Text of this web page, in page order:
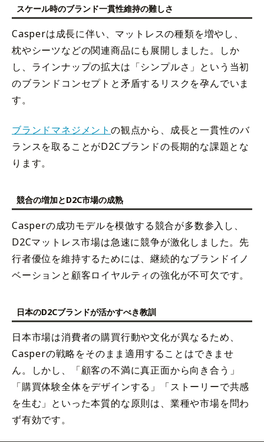
スケール時のブランド一貫性維持の難しさ
Casperは成長に伴い、マットレスの種類を増やし、
枕やシーツなどの関連商品にも展開しました。しか
し、ラインナップの拡大は「シンプルさ」という当初
のブランドコンセプトと矛盾するリスクを孕んでいま
す。
ブランドマネジメントの観点から、成長と一貫性のバ
ランスを取ることがD2Cブランドの長期的な課題とな
ります。
競合の増加とD2C市場の成熟
Casperの成功モデルを模倣する競合が多数参入し、
D2Cマットレス市場は急速に競争が激化しました。先
行者優位を維持するためには、継続的なブランドイノ
ベーションと顧客ロイヤルティの強化が不可欠です。
日本のD2Cブランドが活かすべき教訓
日本市場は消費者の購買行動や文化が異なるため、
Casperの戦略をそのまま適用することはできませ
ん。しかし、「顧客の不満に真正面から向き合う」
「購買体験全体をデザインする」「ストーリーで共感
を生む」といった本質的な原則は、業種や市場を問わ
ず有効です。